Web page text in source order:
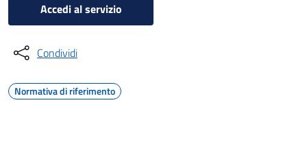
Accedi al servizio
Condividi
Normativa di riferimento